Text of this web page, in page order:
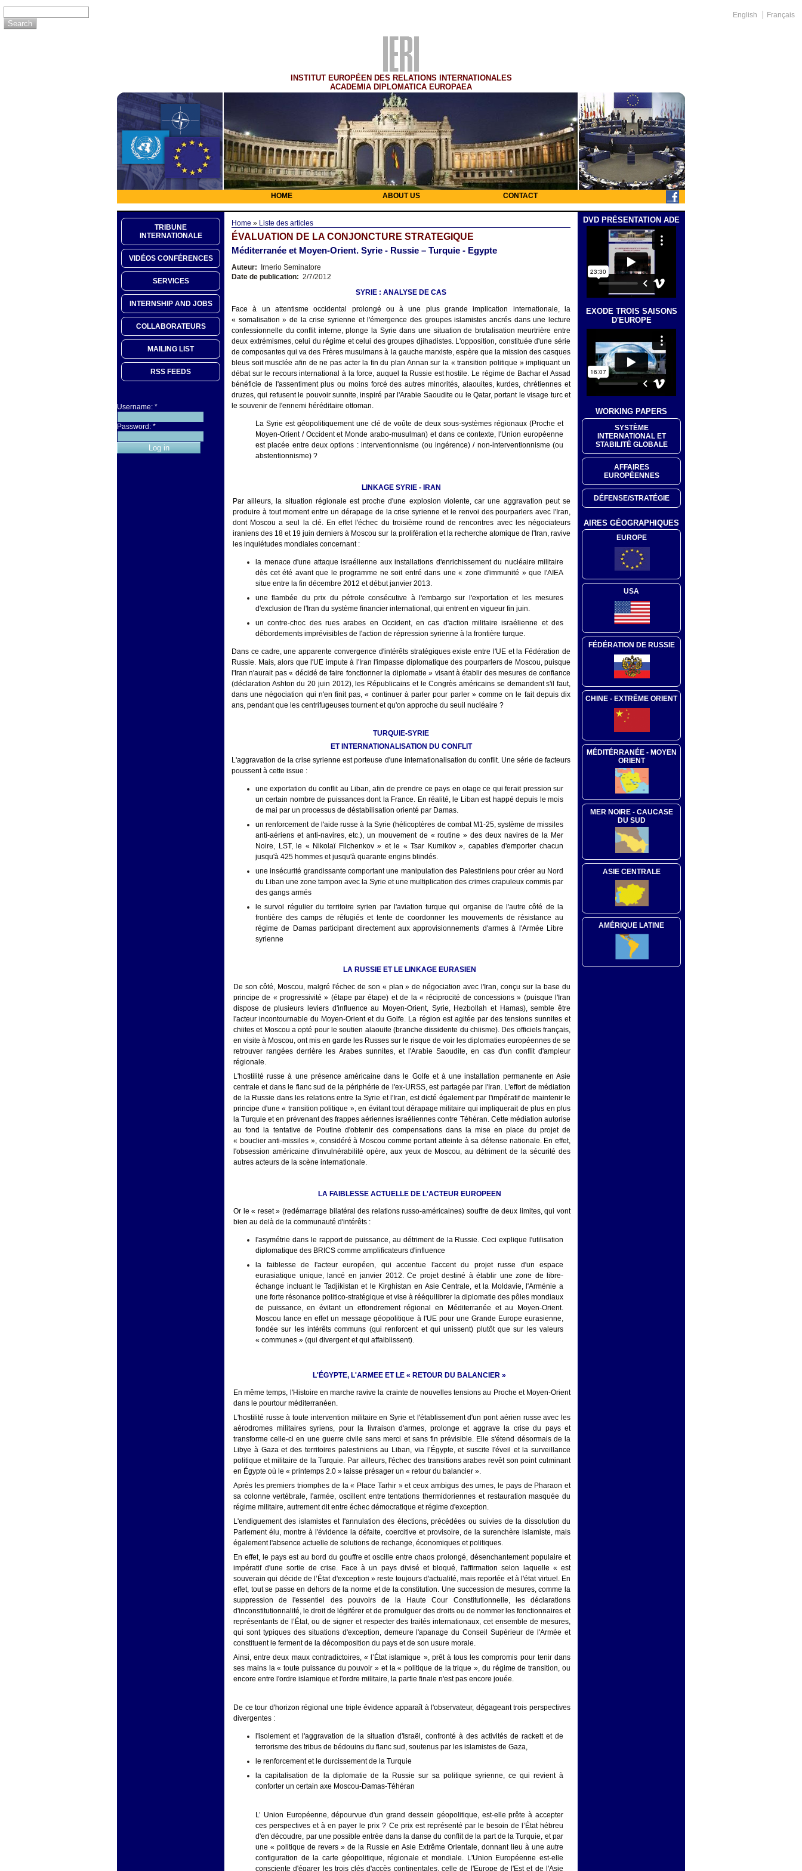
English Français
INSTITUT EUROPÉEN DES RELATIONS INTERNATIONALES
ACADEMIA DIPLOMATICA EUROPAEA
HOME ABOUT US CONTACT
TRIBUNE
INTERNATIONALE
VIDÉOS CONFÉRENCES
SERVICES
INTERNSHIP AND JOBS
COLLABORATEURS
MAILING LIST
RSS FEEDS
Username: *
Password: *
Home » Liste des articles
ÉVALUATION DE LA CONJONCTURE STRATEGIQUE
Méditerranée et Moyen-Orient. Syrie - Russie – Turquie - Egypte
Auteur: Irnerio Seminatore
Date de publication: 2/7/2012
SYRIE : ANALYSE DE CAS
Face à un attentisme occidental prolongé ou à une plus grande implication internationale, la
« somalisation » de la crise syrienne et l'émergence des groupes islamistes ancrés dans une lecture
confessionnelle du conflit interne, plonge la Syrie dans une situation de brutalisation meurtrière entre
deux extrémismes, celui du régime et celui des groupes djihadistes. L'opposition, constituée d'une série
de composantes qui va des Frères musulmans à la gauche marxiste, espère que la mission des casques
bleus soit musclée afin de ne pas acter la fin du plan Annan sur la « transition politique » impliquant un
débat sur le recours international à la force, auquel la Russie est hostile. Le régime de Bachar el Assad
bénéficie de l'assentiment plus ou moins forcé des autres minorités, alaouites, kurdes, chrétiennes et
druzes, qui refusent le pouvoir sunnite, inspiré par l'Arabie Saoudite ou le Qatar, portant le visage turc et
le souvenir de l'ennemi héréditaire ottoman.
La Syrie est géopolitiquement une clé de voûte de deux sous-systèmes régionaux (Proche et
Moyen-Orient / Occident et Monde arabo-musulman) et dans ce contexte, l'Union européenne
est placée entre deux options : interventionnisme (ou ingérence) / non-interventionnisme (ou
abstentionnisme) ?
LINKAGE SYRIE - IRAN
Par ailleurs, la situation régionale est proche d'une explosion violente, car une aggravation peut se
produire à tout moment entre un dérapage de la crise syrienne et le renvoi des pourparlers avec l'Iran,
dont Moscou a seul la clé. En effet l'échec du troisième round de rencontres avec les négociateurs
iraniens des 18 et 19 juin derniers à Moscou sur la prolifération et la recherche atomique de l'Iran, ravive
les inquiétudes mondiales concernant :
la menace d'une attaque israélienne aux installations d'enrichissement du nucléaire militaire
dès cet été avant que le programme ne soit entré dans une « zone d'immunité » que l'AIEA
situe entre la fin décembre 2012 et début janvier 2013.
une flambée du prix du pétrole consécutive à l'embargo sur l'exportation et les mesures
d'exclusion de l'Iran du système financier international, qui entrent en vigueur fin juin.
un contre-choc des rues arabes en Occident, en cas d'action militaire israélienne et des
débordements imprévisibles de l'action de répression syrienne à la frontière turque.
Dans ce cadre, une apparente convergence d'intérêts stratégiques existe entre l'UE et la Fédération de
Russie. Mais, alors que l'UE impute à l'Iran l'impasse diplomatique des pourparlers de Moscou, puisque
l'Iran n'aurait pas « décidé de faire fonctionner la diplomatie » visant à établir des mesures de confiance
(déclaration Ashton du 20 juin 2012), les Républicains et le Congrès américains se demandent s'il faut,
dans une négociation qui n'en finit pas, « continuer à parler pour parler » comme on le fait depuis dix
ans, pendant que les centrifugeuses tournent et qu'on approche du seuil nucléaire ?
TURQUIE-SYRIE
ET INTERNATIONALISATION DU CONFLIT
L'aggravation de la crise syrienne est porteuse d'une internationalisation du conflit. Une série de facteurs
poussent à cette issue :
une exportation du conflit au Liban, afin de prendre ce pays en otage ce qui ferait pression sur
un certain nombre de puissances dont la France. En réalité, le Liban est happé depuis le mois
de mai par un processus de déstabilisation orienté par Damas.
un renforcement de l'aide russe à la Syrie (hélicoptères de combat M1-25, système de missiles
anti-aériens et anti-navires, etc.), un mouvement de « routine » des deux navires de la Mer
Noire, LST, le « Nikolaï Filchenkov » et le « Tsar Kumikov », capables d'emporter chacun
jusqu'à 425 hommes et jusqu'à quarante engins blindés.
une insécurité grandissante comportant une manipulation des Palestiniens pour créer au Nord
du Liban une zone tampon avec la Syrie et une multiplication des crimes crapuleux commis par
des gangs armés
le survol régulier du territoire syrien par l'aviation turque qui organise de l'autre côté de la
frontière des camps de réfugiés et tente de coordonner les mouvements de résistance au
régime de Damas participant directement aux approvisionnements d'armes à l'Armée Libre
syrienne
LA RUSSIE ET LE LINKAGE EURASIEN
De son côté, Moscou, malgré l'échec de son « plan » de négociation avec l'Iran, conçu sur la base du
principe de « progressivité » (étape par étape) et de la « réciprocité de concessions » (puisque l'Iran
dispose de plusieurs leviers d'influence au Moyen-Orient, Syrie, Hezbollah et Hamas), semble être
l'acteur incontournable du Moyen-Orient et du Golfe. La région est agitée par des tensions sunnites et
chiites et Moscou a opté pour le soutien alaouite (branche dissidente du chiisme). Des officiels français,
en visite à Moscou, ont mis en garde les Russes sur le risque de voir les diplomaties européennes de se
retrouver rangées derrière les Arabes sunnites, et l'Arabie Saoudite, en cas d'un conflit d'ampleur
régionale.
L'hostilité russe à une présence américaine dans le Golfe et à une installation permanente en Asie
centrale et dans le flanc sud de la périphérie de l'ex-URSS, est partagée par l'Iran. L'effort de médiation
de la Russie dans les relations entre la Syrie et l'Iran, est dicté également par l'impératif de maintenir le
principe d'une « transition politique », en évitant tout dérapage militaire qui impliquerait de plus en plus
la Turquie et en prévenant des frappes aériennes israéliennes contre Téhéran. Cette médiation autorise
au fond la tentative de Poutine d'obtenir des compensations dans la mise en place du projet de
« bouclier anti-missiles », considéré à Moscou comme portant atteinte à sa défense nationale. En effet,
l'obsession américaine d'invulnérabilité opère, aux yeux de Moscou, au détriment de la sécurité des
autres acteurs de la scène internationale.
LA FAIBLESSE ACTUELLE DE L'ACTEUR EUROPEEN
Or le « reset » (redémarrage bilatéral des relations russo-américaines) souffre de deux limites, qui vont
bien au delà de la communauté d'intérêts :
l'asymétrie dans le rapport de puissance, au détriment de la Russie. Ceci explique l'utilisation
diplomatique des BRICS comme amplificateurs d'influence
la faiblesse de l'acteur européen, qui accentue l'accent du projet russe d'un espace
eurasiatique unique, lancé en janvier 2012. Ce projet destiné à établir une zone de libre-
échange incluant le Tadjikistan et le Kirghistan en Asie Centrale, et la Moldavie, l'Arménie a
une forte résonance politico-stratégique et vise à rééquilibrer la diplomatie des pôles mondiaux
de puissance, en évitant un effondrement régional en Méditerranée et au Moyen-Orient.
Moscou lance en effet un message géopolitique à l'UE pour une Grande Europe eurasienne,
fondée sur les intérêts communs (qui renforcent et qui unissent) plutôt que sur les valeurs
« communes » (qui divergent et qui affaiblissent).
L'ÉGYPTE, L'ARMEE ET LE « RETOUR DU BALANCIER »
En même temps, l'Histoire en marche ravive la crainte de nouvelles tensions au Proche et Moyen-Orient
dans le pourtour méditerranéen.
L'hostilité russe à toute intervention militaire en Syrie et l'établissement d'un pont aérien russe avec les
aérodromes militaires syriens, pour la livraison d'armes, prolonge et aggrave la crise du pays et
transforme celle-ci en une guerre civile sans merci et sans fin prévisible. Elle s'étend désormais de la
Libye à Gaza et des territoires palestiniens au Liban, via l’Égypte, et suscite l'éveil et la surveillance
politique et militaire de la Turquie. Par ailleurs, l'échec des transitions arabes revêt son point culminant
en Égypte où le « printemps 2.0 » laisse présager un « retour du balancier ».
Après les premiers triomphes de la « Place Tarhir » et ceux ambigus des urnes, le pays de Pharaon et
sa colonne vertébrale, l'armée, oscillent entre tentations thermidoriennes et restauration masquée du
régime militaire, autrement dit entre échec démocratique et régime d'exception.
L'endiguement des islamistes et l'annulation des élections, précédées ou suivies de la dissolution du
Parlement élu, montre à l'évidence la défaite, coercitive et provisoire, de la surenchère islamiste, mais
également l'absence actuelle de solutions de rechange, économiques et politiques.
En effet, le pays est au bord du gouffre et oscille entre chaos prolongé, désenchantement populaire et
impératif d'une sortie de crise. Face à un pays divisé et bloqué, l'affirmation selon laquelle « est
souverain qui décide de l’État d'exception » reste toujours d'actualité, mais reportée et à l'état virtuel. En
effet, tout se passe en dehors de la norme et de la constitution. Une succession de mesures, comme la
suppression de l'essentiel des pouvoirs de la Haute Cour Constitutionnelle, les déclarations
d'inconstitutionnalité, le droit de légiférer et de promulguer des droits ou de nommer les fonctionnaires et
représentants de l’État, ou de signer et respecter des traités internationaux, cet ensemble de mesures,
qui sont typiques des situations d'exception, demeure l'apanage du Conseil Supérieur de l'Armée et
constituent le ferment de la décomposition du pays et de son usure morale.
Ainsi, entre deux maux contradictoires, « l’État islamique », prêt à tous les compromis pour tenir dans
ses mains la « toute puissance du pouvoir » et la « politique de la trique », du régime de transition, ou
encore entre l'ordre islamique et l'ordre militaire, la partie finale n'est pas encore jouée.
De ce tour d'horizon régional une triple évidence apparaît à l'observateur, dégageant trois perspectives
divergentes :
l'isolement et l'aggravation de la situation d'Israël, confronté à des activités de rackett et de
terrorisme des tribus de bédouins du flanc sud, soutenus par les islamistes de Gaza,
le renforcement et le durcissement de la Turquie
la capitalisation de la diplomatie de la Russie sur sa politique syrienne, ce qui revient à
conforter un certain axe Moscou-Damas-Téhéran
L’ Union Européenne, dépourvue d'un grand dessein géopolitique, est-elle prête à accepter
ces perspectives et à en payer le prix ? Ce prix est représenté par le besoin de l’État hébreu
d'en découdre, par une possible entrée dans la danse du conflit de la part de la Turquie, et par
une « politique de revers » de la Russie en Asie Extrême Orientale, donnant lieu à une autre
configuration de la carte géopolitique, régionale et mondiale. L'Union Européenne est-elle
consciente d'égarer les trois clés d'accès continentales, celle de l'Europe de l'Est et de l'Asie
DVD PRÉSENTATION ADE
EXODE TROIS SAISONS
D'EUROPE
WORKING PAPERS
SYSTÈME
INTERNATIONAL ET
STABILITÉ GLOBALE
AFFAIRES
EUROPÉENNES
DÉFENSE/STRATÉGIE
AIRES GÉOGRAPHIQUES
EUROPE
USA
FÉDÉRATION DE RUSSIE
CHINE - EXTRÊME ORIENT
MÉDITÉRRANÉE - MOYEN
ORIENT
MER NOIRE - CAUCASE
DU SUD
ASIE CENTRALE
AMÉRIQUE LATINE